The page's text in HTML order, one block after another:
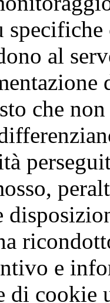
al
che
e
di